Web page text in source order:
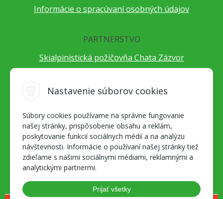
Nastavenie súborov cookies
Súbory cookies používame na správne fungovanie
našej stránky, prispôsobenie obsahu a reklám,
poskytovanie funkcií sociálnych médií a na analýzu
návštevnosti. Informácie o používaní našej stránky tiež
zdieľame s našimi sociálnymi médiami, reklamnými a
analytickými partnermi.
Prijať všetky
Informácie o spracúvaní osobných údajov
PARTNERSTVO
Skialpinistická požičovňa Chata Zázvor
Cestovateľský festival Cestou necestou
Alpenverein Slovensko
Hore-dole Derešom
Motorest Nemecká
Splav Hrona